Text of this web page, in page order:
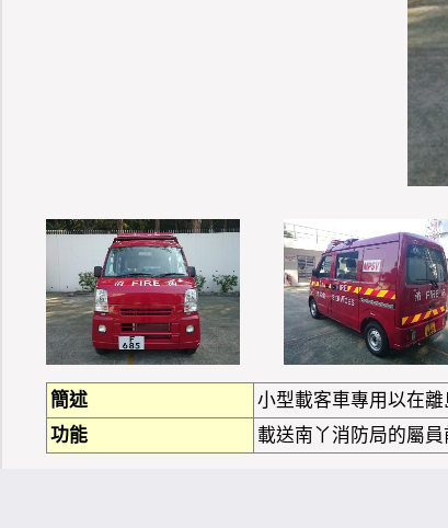
簡述
小型載客車專用以在
功能
載送南丫消防局的屬員